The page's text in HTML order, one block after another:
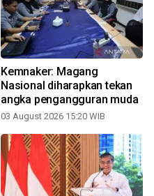
Kemnaker: Magang
Nasional diharapkan tekan
angka pengangguran muda
03 August 2026 15:20 WIB